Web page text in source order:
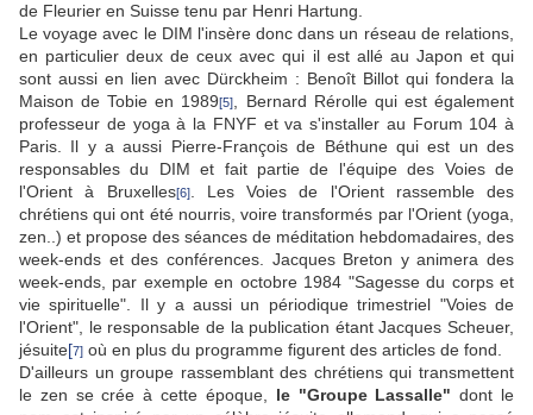
de Fleurier en Suisse tenu par Henri Hartung.
Le voyage avec le DIM l'insère donc dans un réseau de relations,
en particulier deux de ceux avec qui il est allé au Japon et qui
sont aussi en lien avec Dürckheim : Benoît Billot qui fondera la
Maison de Tobie en 1989[5]
, Bernard Rérolle qui est également
professeur de yoga à la FNYF et va s'installer au Forum 104 à
Paris. Il y a aussi Pierre-François de Béthune qui est un des
responsables du DIM et fait partie de l'équipe des Voies de
l'Orient à Bruxelles[6]. Les Voies de l'Orient rassemble des
chrétiens qui ont été nourris, voire transformés par l'Orient (yoga,
zen..) et propose des séances de méditation hebdomadaires, des
week-ends et des conférences. Jacques Breton y animera des
week-ends, par exemple en octobre 1984 "Sagesse du corps et
vie spirituelle". Il y a aussi un périodique trimestriel "Voies de
l'Orient", le responsable de la publication étant Jacques Scheuer,
jésuite[7] où en plus du programme figurent des articles de fond.
D'ailleurs un groupe rassemblant des chrétiens qui transmettent
le zen se crée à cette époque, le "Groupe Lassalle" dont le